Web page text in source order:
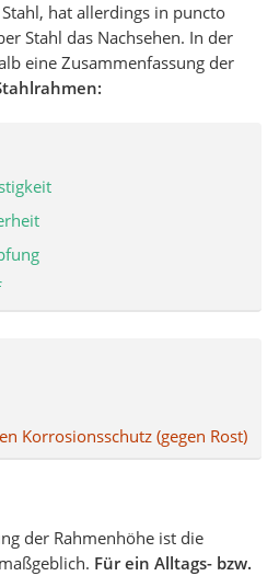
hat allerdings in puncto
Stahl das Nachsehen. In der
eine Zusammenfassung der
Korrosionsschutz (gegen Rost)
der Rahmenhöhe ist die
Für ein Alltags- bzw.